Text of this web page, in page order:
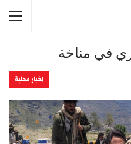
في مناخة
اخبار محلية